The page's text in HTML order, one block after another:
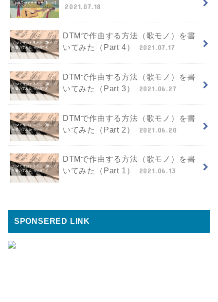
2021.07.18
DTMで作曲する方法（歌モノ）を書
いてみた（Part 4）
2021.07.17
DTMで作曲する方法（歌モノ）を書
いてみた（Part 3）
2021.06.27
DTMで作曲する方法（歌モノ）を書
いてみた（Part 2）
2021.06.20
DTMで作曲する方法（歌モノ）を書
いてみた（Part 1）
2021.06.13
SPONSERED LINK